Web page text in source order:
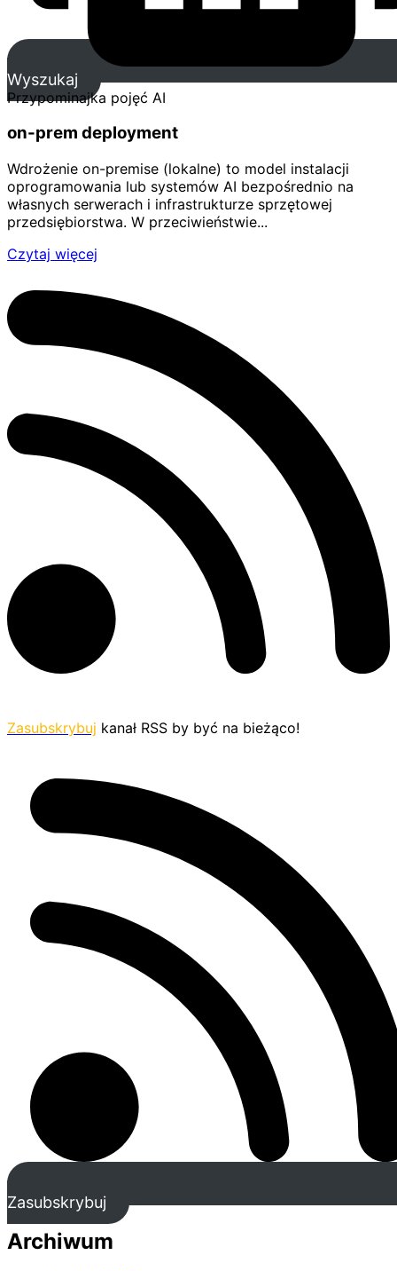
Wyszukaj
Przypominajka pojęć AI
on-prem deployment
Wdrożenie on-premise (lokalne) to model instalacji
oprogramowania lub systemów AI bezpośrednio na
własnych serwerach i infrastrukturze sprzętowej
przedsiębiorstwa. W przeciwieństwie...
Czytaj więcej
Zasubskrybuj kanał RSS by być na bieżąco!
Zasubskrybuj
Archiwum